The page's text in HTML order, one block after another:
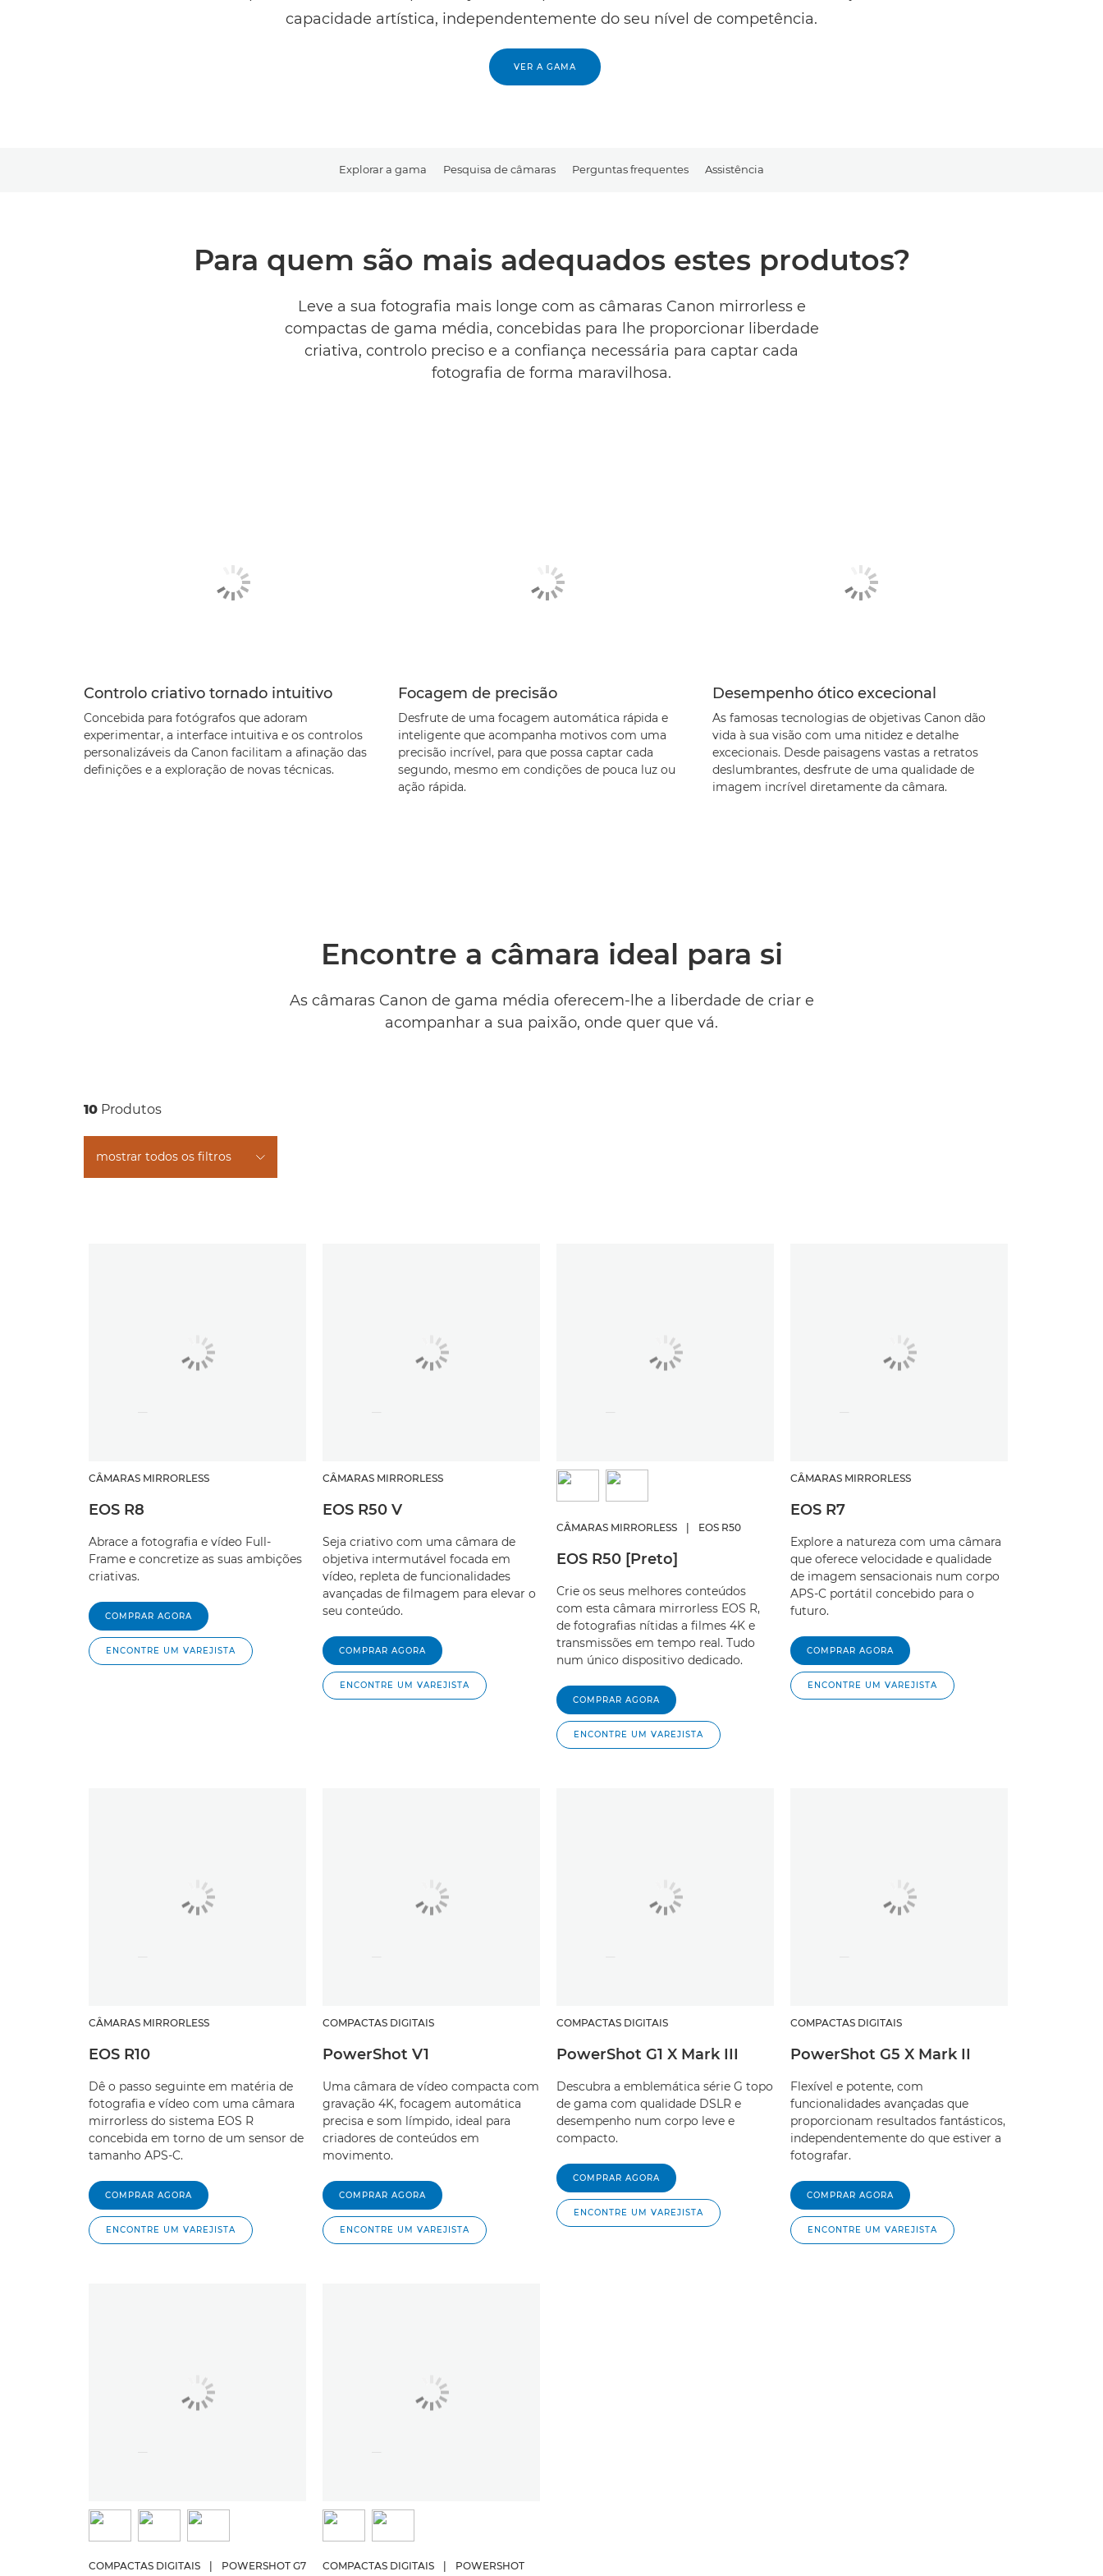
capacidade artística, independentemente do seu nível de competência.
VER A GAMA
Explorar a gama Pesquisa de câmaras Perguntas frequentes Assistência
Para quem são mais adequados estes produtos?
Leve a sua fotografia mais longe com as câmaras Canon mirrorless e
compactas de gama média, concebidas para lhe proporcionar liberdade
criativa, controlo preciso e a confiança necessária para captar cada
fotografia de forma maravilhosa.
Controlo criativo tornado intuitivo
Concebida para fotógrafos que adoram
experimentar, a interface intuitiva e os controlos
personalizáveis da Canon facilitam a afinação das
definições e a exploração de novas técnicas.
Focagem de precisão
Desfrute de uma focagem automática rápida e
inteligente que acompanha motivos com uma
precisão incrível, para que possa captar cada
segundo, mesmo em condições de pouca luz ou
ação rápida.
Desempenho ótico excecional
As famosas tecnologias de objetivas Canon dão
vida à sua visão com uma nitidez e detalhe
excecionais. Desde paisagens vastas a retratos
deslumbrantes, desfrute de uma qualidade de
imagem incrível diretamente da câmara.
Encontre a câmara ideal para si
As câmaras Canon de gama média oferecem-lhe a liberdade de criar e
acompanhar a sua paixão, onde quer que vá.
10 Produtos
mostrar todos os filtros
CÂMARAS MIRRORLESS
EOS R8
Abrace a fotografia e vídeo Full-
Frame e concretize as suas ambições
criativas.
COMPRAR AGORA
ENCONTRE UM VAREJISTA
CÂMARAS MIRRORLESS
EOS R50 V
Seja criativo com uma câmara de
objetiva intermutável focada em
vídeo, repleta de funcionalidades
avançadas de filmagem para elevar o
seu conteúdo.
COMPRAR AGORA
ENCONTRE UM VAREJISTA
CÂMARAS MIRRORLESS EOS R50
EOS R50 [Preto]
Crie os seus melhores conteúdos
com esta câmara mirrorless EOS R,
de fotografias nítidas a filmes 4K e
transmissões em tempo real. Tudo
num único dispositivo dedicado.
COMPRAR AGORA
ENCONTRE UM VAREJISTA
CÂMARAS MIRRORLESS
EOS R7
Explore a natureza com uma câmara
que oferece velocidade e qualidade
de imagem sensacionais num corpo
APS-C portátil concebido para o
futuro.
COMPRAR AGORA
ENCONTRE UM VAREJISTA
CÂMARAS MIRRORLESS
EOS R10
Dê o passo seguinte em matéria de
fotografia e vídeo com uma câmara
mirrorless do sistema EOS R
concebida em torno de um sensor de
tamanho APS-C.
COMPRAR AGORA
ENCONTRE UM VAREJISTA
COMPACTAS DIGITAIS
PowerShot V1
Uma câmara de vídeo compacta com
gravação 4K, focagem automática
precisa e som límpido, ideal para
criadores de conteúdos em
movimento.
COMPRAR AGORA
ENCONTRE UM VAREJISTA
COMPACTAS DIGITAIS
PowerShot G1 X Mark III
Descubra a emblemática série G topo
de gama com qualidade DSLR e
desempenho num corpo leve e
compacto.
COMPRAR AGORA
ENCONTRE UM VAREJISTA
COMPACTAS DIGITAIS
PowerShot G5 X Mark II
Flexível e potente, com
funcionalidades avançadas que
proporcionam resultados fantásticos,
independentemente do que estiver a
fotografar.
COMPRAR AGORA
ENCONTRE UM VAREJISTA
COMPACTAS DIGITAIS
POWERSHOT G7
COMPACTAS DIGITAIS
POWERSHOT